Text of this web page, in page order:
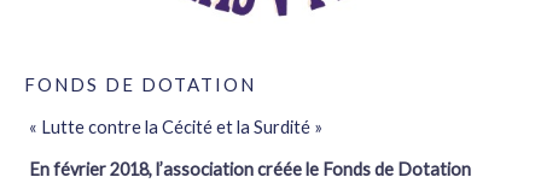
FONDS DE DOTATION
« Lutte contre la Cécité et la Surdité »
En février 2018, l’association créée le Fonds de Dotation